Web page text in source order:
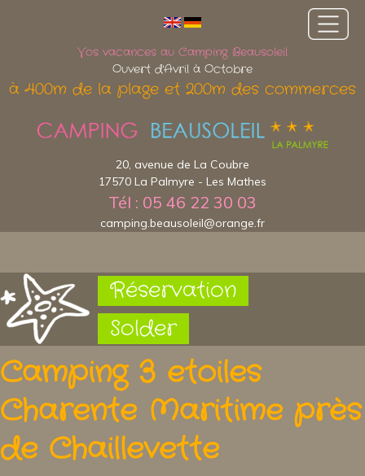
Réservation
Solder
Vos vacances au Camping Beausoleil
Ouvert d'Avril à Octobre
à 400m de la plage et 200m des commerces
20, avenue de La Coubre
17570 La Palmyre - Les Mathes
Tél : 05 46 22 30 03
camping.beausoleil@orange.fr
Camping 3 etoiles
Charente Maritime près
de Chaillevette